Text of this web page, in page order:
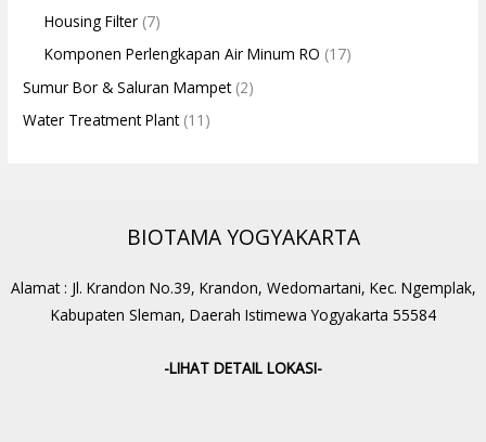
Housing Filter (7)
Komponen Perlengkapan Air Minum RO (17)
Sumur Bor & Saluran Mampet(2)
Water Treatment Plant(11)
BIOTAMA YOGYAKARTA
Alamat : Jl. Krandon No.39, Krandon, Wedomartani, Kec. Ngemplak,
Kabupaten Sleman, Daerah Istimewa Yogyakarta 55584
-LIHAT DETAIL LOKASI-